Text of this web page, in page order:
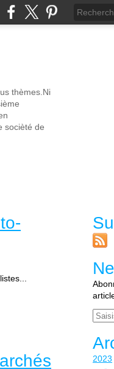
thèmes.Ni
socièté de
Email
2023